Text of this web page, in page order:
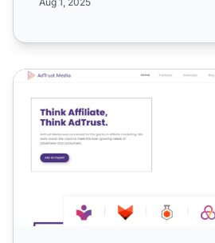
Partnerský program AD Trust